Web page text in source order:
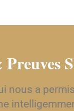
nous a